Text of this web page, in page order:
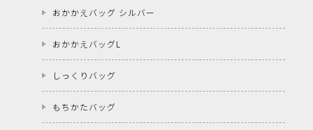
おかかえバッグ シルバー
おかかえバッグL
しっくりバッグ
もちかたバッグ